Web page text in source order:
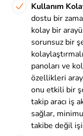
Kullanım
dostu bir
kolay bir
sorunsuz bir
panoları ve
özellikleri
onu etkili bir
takip aracı iş
sağlar,
takibe değil